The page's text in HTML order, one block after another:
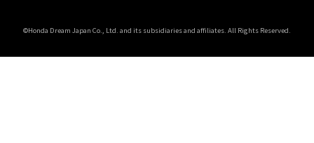
©Honda Dream Japan Co., Ltd. and its subsidiaries and affiliates. All Rights Reserved.